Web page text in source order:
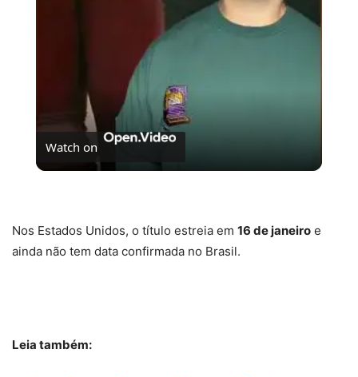
Watch on
Nos Estados Unidos, o título estreia em 16 de janeiro e
ainda não tem data confirmada no Brasil.
Leia também: